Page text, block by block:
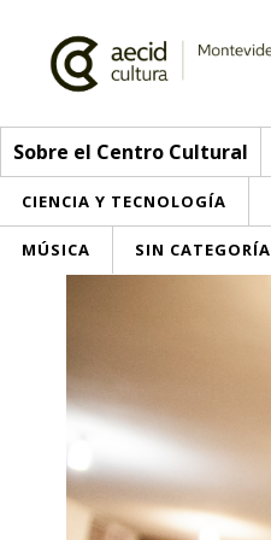
Sobre el Centro Cultural
CIENCIA Y TECNOLOGÍA
MÚSICA SIN CATEGORÍA
Equipo
Visítanos
> Ir a Actividades
Inscripciones
Participa
Envíanos tu propuesta
Buzón de sugerencias
Convocatorias